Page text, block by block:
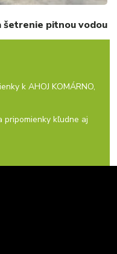
šetrenie pitnou vodou
k AHOJ KOMÁRNO,
pripomienky kľudne aj